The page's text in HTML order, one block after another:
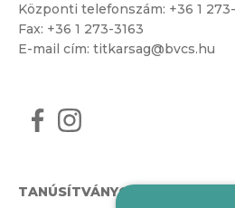
Központi telefonszám: +36 1
Fax: +36 1 273-3163
E-mail cím: titkarsag@bvcs.hu
TANÚSÍTVÁNYOK